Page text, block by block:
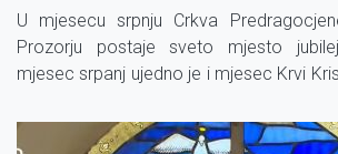
U mjesecu srpnju Crkva
Prozorju postaje sveto mjesto
mjesec srpanj ujedno je i mjesec Krvi
senjski.